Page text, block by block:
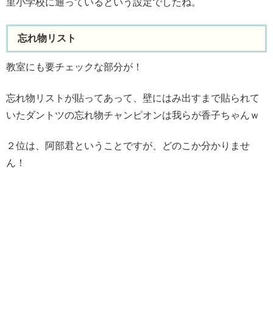
忘れ物リスト
教室にも要チェックな部分が！
忘れ物リストが貼ってあって、壁にはみ出すまで貼られて
いたダントツの忘れ物チャンピオンは我らが香子ちゃんｗ
２位は、阿部君ということですが、どのこか分かりませ
ん！